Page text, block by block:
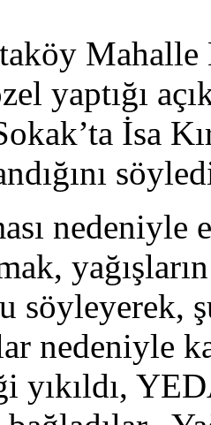
yaptığı
İsa
söyleyerek,
nedeniyle
yıkıldı,